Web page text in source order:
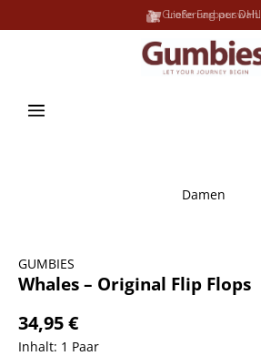
Große Farbauswahl
Lieferung per DHL
Damen
GUMBIES
Whales – Original Flip Flops
34,95 €
Inhalt: 1 Paar